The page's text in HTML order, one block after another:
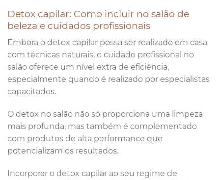
Detox capilar: Como incluir no salão de
beleza e cuidados profissionais
Embora o detox capilar possa ser realizado em casa
com técnicas naturais, o cuidado profissional no
salão oferece um nível extra de eficiência,
especialmente quando é realizado por especialistas
capacitados.
O detox no salão não só proporciona uma limpeza
mais profunda, mas também é complementado
com produtos de alta performance que
potencializam os resultados.
Incorporar o detox capilar ao seu regime de